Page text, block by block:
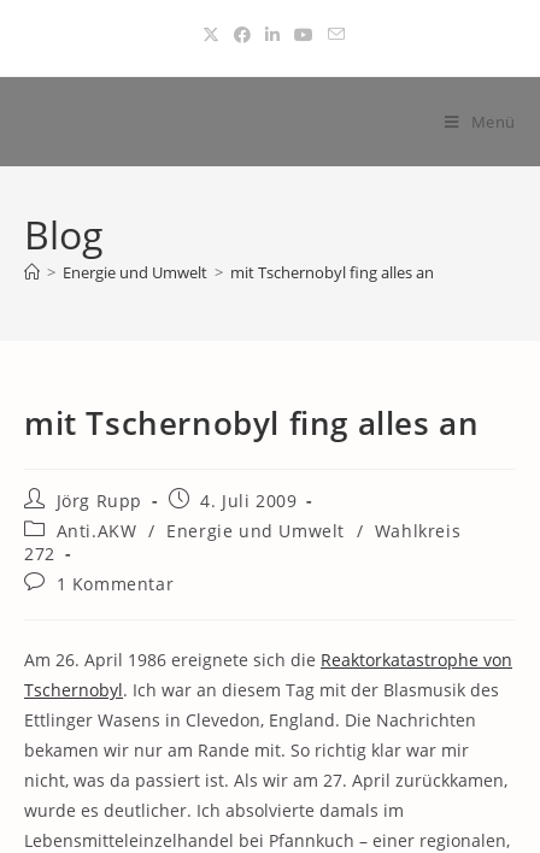
springen
Menü
Blog
> Energie und Umwelt > mit Tschernobyl fing alles an
mit Tschernobyl fing alles an
Beitrags-
Autor:
Jörg Rupp
Beitrag
veröffentlicht:
4. Juli 2009
Beitrags-
Kategorie:
Anti.AKW / Energie und Umwelt / Wahlkreis
272
Beitrags-
1 Kommentar
Am 26. April 1986 ereignete sich die Reaktorkatastrophe von
Tschernobyl. Ich war an diesem Tag mit der Blasmusik des
Ettlinger Wasens in Clevedon, England. Die Nachrichten
bekamen wir nur am Rande mit. So richtig klar war mir
nicht, was da passiert ist. Als wir am 27. April zurückkamen,
wurde es deutlicher. Ich absolvierte damals im
Lebensmitteleinzelhandel bei Pfannkuch – einer regionalen,